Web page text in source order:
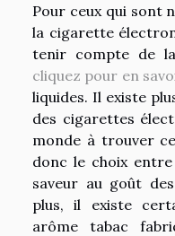
Pour ceux qui sont
la cigarette
tenir compte de
cliquez pour en
liquides. Il existe
des cigarettes
monde à trouver
donc le choix
saveur au goût
plus, il existe
arôme tabac